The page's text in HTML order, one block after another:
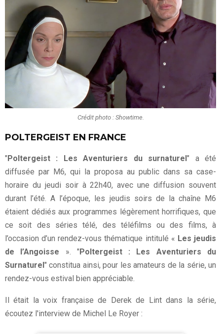
Crédit photo : Showtime.
POLTERGEIST EN FRANCE
"Poltergeist : Les Aventuriers du surnaturel" a été
diffusée par M6, qui la proposa au public dans sa case-
horaire du jeudi soir à 22h40, avec une diffusion souvent
durant l’été. A l’époque, les jeudis soirs de la chaîne M6
étaient dédiés aux programmes légèrement horrifiques, que
ce soit des séries télé, des téléfilms ou des films, à
l’occasion d’un rendez-vous thématique intitulé « Les jeudis
de l’Angoisse ». "Poltergeist : Les Aventuriers du
Surnaturel" constitua ainsi, pour les amateurs de la série, un
rendez-vous estival bien appréciable.
Il était la voix française de Derek de Lint dans la série,
écoutez l'interview de Michel Le Royer :